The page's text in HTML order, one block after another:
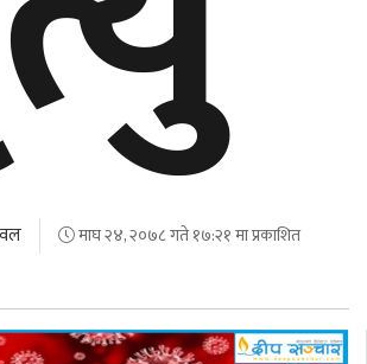
माघ २४, २०७८ गते १७:२१ मा प्रकाशित